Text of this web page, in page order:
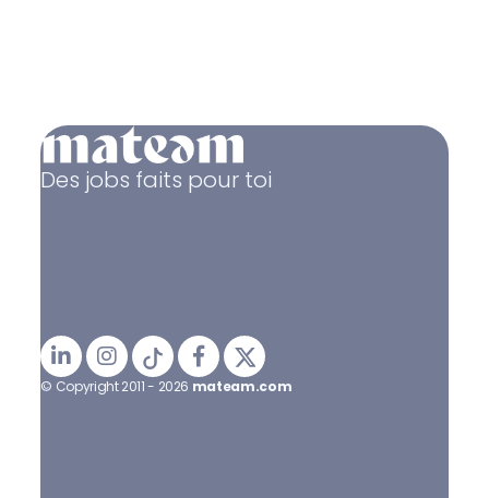
Des jobs faits pour toi
© Copyright 2011 - 2026 mateam.com